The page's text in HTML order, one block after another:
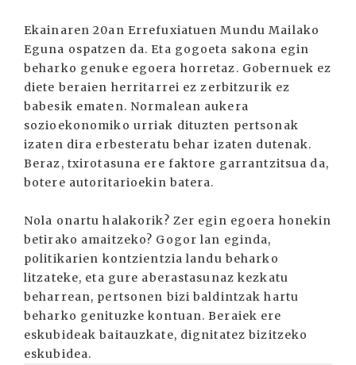
Ekainaren 20an Errefuxiatuen Mundu Mailako
Eguna ospatzen da. Eta gogoeta sakona egin
beharko genuke egoera horretaz. Gobernuek ez
diete beraien herritarrei ez zerbitzurik ez
babesik ematen. Normalean aukera
sozioekonomiko urriak dituzten pertsonak
izaten dira erbesteratu behar izaten dutenak.
Beraz, txirotasuna ere faktore garrantzitsua da,
botere autoritarioekin batera.
Nola onartu halakorik? Zer egin egoera honekin
betirako amaitzeko? Gogor lan eginda,
politikarien kontzientzia landu beharko
litzateke, eta gure aberastasunaz kezkatu
beharrean, pertsonen bizi baldintzak hartu
beharko genituzke kontuan. Beraiek ere
eskubideak baitauzkate, dignitatez bizitzeko
eskubidea.